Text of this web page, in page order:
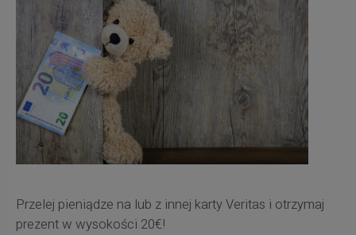
Przelej pieniądze na lub z innej karty Veritas i otrzymaj
prezent w wysokości 20€!